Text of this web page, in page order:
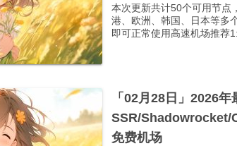
本次更新共计50个可用节点
港、欧洲、韩国、日本等多
即可正常使用高速机场推荐
「02月28日」2026
SSR/Shadowrocket/
免费机场